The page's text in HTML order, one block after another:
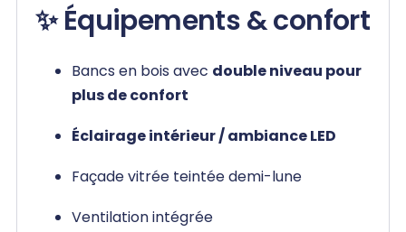
✨ Équipements & confort
Bancs en bois avec double niveau pour
plus de confort
Éclairage intérieur / ambiance LED
Façade vitrée teintée demi-lune
Ventilation intégrée